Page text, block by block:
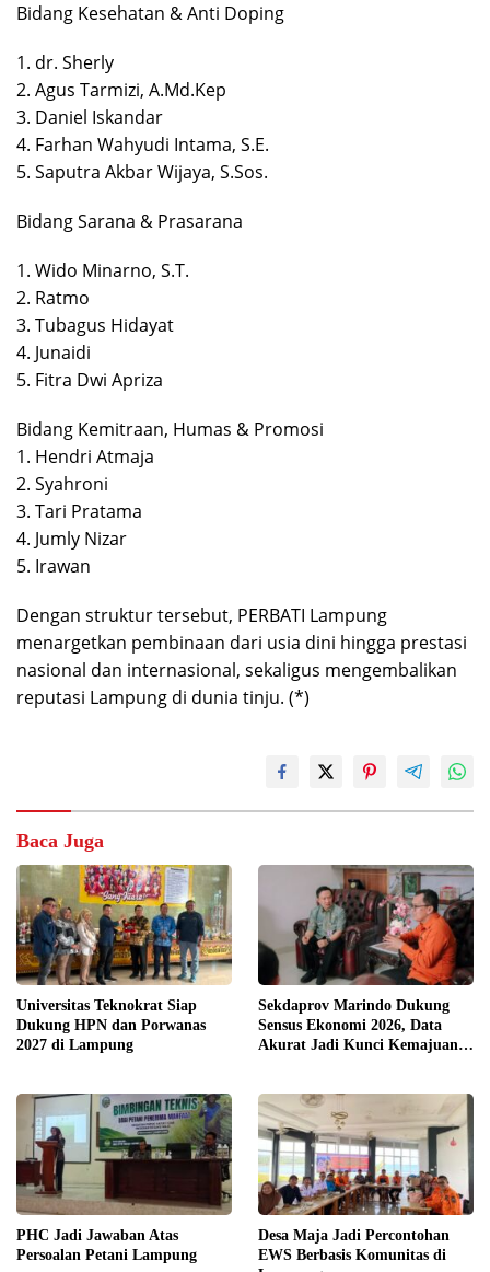
Bidang Kesehatan & Anti Doping
1. dr. Sherly
2. Agus Tarmizi, A.Md.Kep
3. Daniel Iskandar
4. Farhan Wahyudi Intama, S.E.
5. Saputra Akbar Wijaya, S.Sos.
Bidang Sarana & Prasarana
1. Wido Minarno, S.T.
2. Ratmo
3. Tubagus Hidayat
4. Junaidi
5. Fitra Dwi Apriza
Bidang Kemitraan, Humas & Promosi
1. Hendri Atmaja
2. Syahroni
3. Tari Pratama
4. Jumly Nizar
5. Irawan
Dengan struktur tersebut, PERBATI Lampung
menargetkan pembinaan dari usia dini hingga prestasi
nasional dan internasional, sekaligus mengembalikan
reputasi Lampung di dunia tinju. (*)
Baca Juga
Universitas Teknokrat Siap
Dukung HPN dan Porwanas
2027 di Lampung
Sekdaprov Marindo Dukung
Sensus Ekonomi 2026, Data
Akurat Jadi Kunci Kemajuan
PHC Jadi Jawaban Atas
Persoalan Petani Lampung
Desa Maja Jadi Percontohan
EWS Berbasis Komunitas di